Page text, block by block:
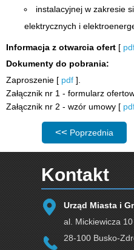
instalacyjnej w zakresie
elektrycznych i
Informacja z otwarcia ofert [
Dokumenty do pobrania:
Zaproszenie [ pdf ].
Załącznik nr 1 - formularz
Załącznik nr 2 - wzór umowy [
Poprzednia strona:
Poprzednia
Kontakt
Urząd Miasta i
al. Mickiewicza 10
28-100 Busko-